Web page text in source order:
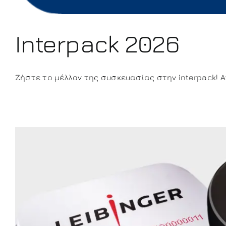
Interpack 2026
Ζήστε το μέλλον της συσκευασίας στην interpack!